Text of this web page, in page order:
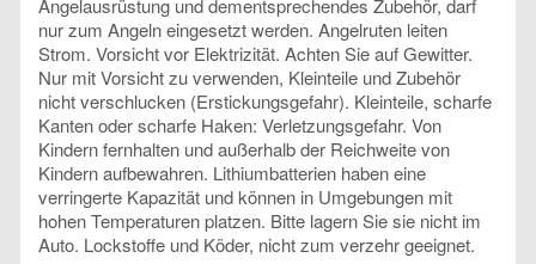
Angelausrüstung und dementsprechendes Zubehör, darf
nur zum Angeln eingesetzt werden. Angelruten leiten
Strom. Vorsicht vor Elektrizität. Achten Sie auf Gewitter.
Nur mit Vorsicht zu verwenden, Kleinteile und Zubehör
nicht verschlucken (Erstickungsgefahr). Kleinteile, scharfe
Kanten oder scharfe Haken: Verletzungsgefahr. Von
Kindern fernhalten und außerhalb der Reichweite von
Kindern aufbewahren. Lithiumbatterien haben eine
verringerte Kapazität und können in Umgebungen mit
hohen Temperaturen platzen. Bitte lagern Sie sie nicht im
Auto. Lockstoffe und Köder, nicht zum verzehr geeignet.